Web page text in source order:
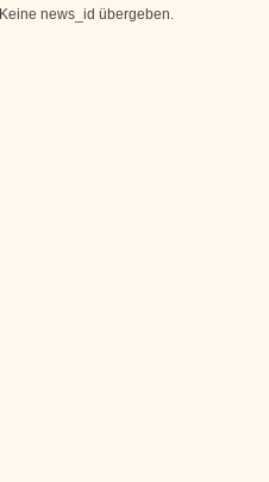
Keine news_id übergeben.